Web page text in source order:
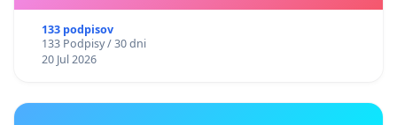
133 podpisov
133 Podpisy / 30 dni
20 Jul 2026